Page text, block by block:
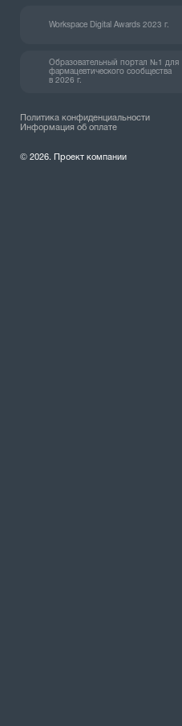
Workspace Digital Awards 2023 г.
Образовательный портал №1 для
фармацевтического сообщества
в 2026 г.
Политика конфиденциальности
Информация об оплате
© 2026. Проект компании